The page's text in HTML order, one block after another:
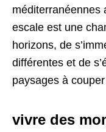
méditerranéennes
escale est une
horizons, de
différentes et de
paysages à
vivre des